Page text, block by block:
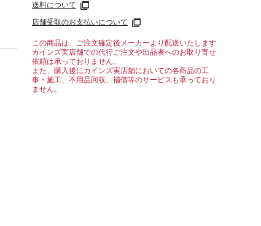
送料について
店舗受取のお支払いについて
この商品は、ご注文確定後メーカーより配送いたします
カインズ実店舗での代行ご注文や出品者へのお取り寄せ
依頼は承っておりません。
また、購入後にカインズ実店舗においての各商品の工
事・施工、不用品回収、補償等のサービスも承っており
ません。